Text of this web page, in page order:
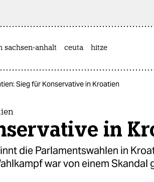
sachsen-anhalt ceuta hitze
Sieg für Konservative in Kroatien
in
die Parlamentswahlen in
war von einem Skandal